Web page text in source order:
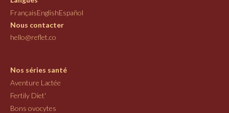
FrançaisEnglishEspañol
Nous contacter
hello@reflet.co
Nos séries santé
Aventure Lactée
Fertily Diet'
Bons ovocytes